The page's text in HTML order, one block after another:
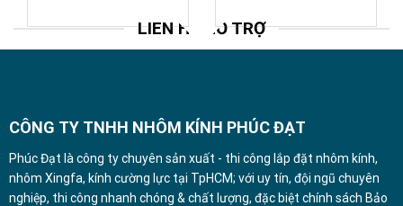
LIÊN HỆ HỖ TRỢ
CÔNG TY TNHH NHÔM KÍNH PHÚC ĐẠT
Phúc Đạt là công ty chuyên sản xuất - thi công lắp đặt nhôm kính,
nhôm Xingfa, kính cường lực tại TpHCM; với uy tín, đội ngũ chuyên
nghiệp, thi công nhanh chóng & chất lượng, đặc biệt chính sách Bảo